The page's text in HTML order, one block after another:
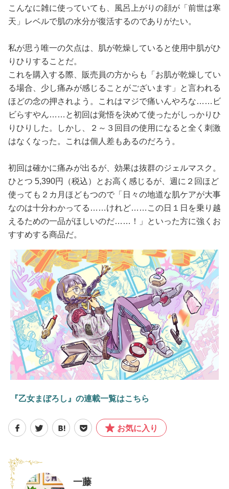
こんなに雑に使っていても、風呂上がりの顔が「前世は寒
天」レベルで肌の水分が復活するのでありがたい。
私が思う唯一の欠点は、肌が乾燥していると使用中肌がひ
りひりすることだ。
これを購入する際、販売員の方からも「お肌が乾燥してい
る場合、少し痛みが感じることがございます」と言われる
ほどの念の押されよう。これはマジで痛いんやろな……ビ
ビらすやん……と初回は覚悟を決めて使ったがしっかりひ
りひりした。しかし、２～３回目の使用になると全く刺激
はなくなった。これは個人差もあるのだろう。
初回は確かに痛みが出るが、効果は抜群のジェルマスク。
ひとつ 5,390円（税込）とお高く感じるが、週に２回ほど
使っても２カ月ほどもつので「日々の地道な肌ケアが大事
なのは十分わかってる……けれど……この日１日を乗り越
えるための一品がほしいのだ……！」といった方に強くお
すすめする商品だ。
『乙女まぼろし』の連載一覧はこちら
お気に入り
一藤